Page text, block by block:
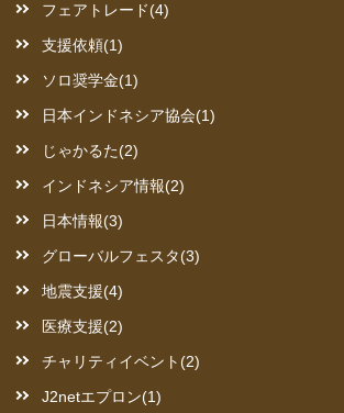
フェアトレード(4)
支援依頼(1)
ソロ奨学金(1)
日本インドネシア協会(1)
じゃかるた(2)
インドネシア情報(2)
日本情報(3)
グローバルフェスタ(3)
地震支援(4)
医療支援(2)
チャリティイベント(2)
J2netエプロン(1)